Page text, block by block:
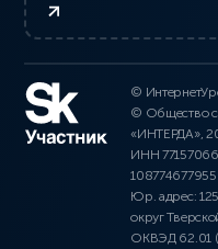
©
© Общество с
«ИНТЕРДА»,
ИНН
Юр. адрес:
округ
ОКВЭД 62.01